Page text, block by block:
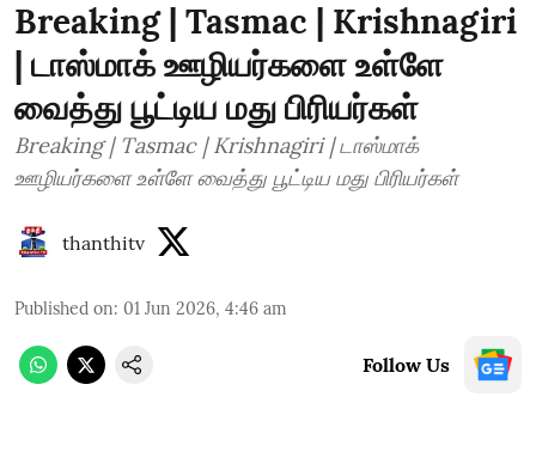
Breaking | Tasmac | Krishnagiri
| டாஸ்மாக் ஊழியர்களை உள்ளே
வைத்து பூட்டிய மது பிரியர்கள்
Breaking | Tasmac | Krishnagiri | டாஸ்மாக்
ஊழியர்களை உள்ளே வைத்து பூட்டிய மது பிரியர்கள்
thanthitv
Published on: 01 Jun 2026, 4:46 am
Follow Us